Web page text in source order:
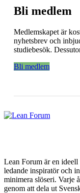
Bli medlem
Medlemskapet är
nyhetsbrev och
studiebesök.
Bli medlem
Lean Forum är en
ledande inspiratör och
minimera slöseri. Varje
genom att dela ut